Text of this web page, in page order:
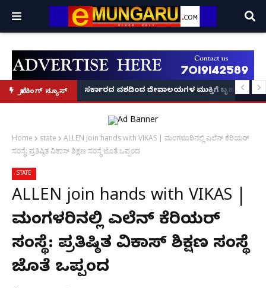
ಬ್ರೇಕಿಂಗ್ ನ್ಯೂಸ್
ಆರಂಭ' – ಸಚಿವ ಯು.ಟಿ. ಖಾದರ್ ಅಭಯ!ಸರ್ಕಾರದ ವಶದಿಂದ ದೇವಾಲಯಗಳ ಮುಕ್ತಿಗೆ ಬೃಹತ್
Home state
ALLEN join hands with VIKAS | ಮಂಗಳೂರಿನಲ್ಲಿ ಎಲೆನ್ ಕೆರಿಯರ್
ಸಂಸ್ಥೆ: ಪ್ರತಿಷ್ಠಿತ ವಿಕಾಸ್ ಶಿಕ್ಷಣ ಸಂಸ್ಥೆ ಜೊತೆ ಒಪ್ಪಂದ
STATE
ALLEN join hands with VIKAS |
ಮಂಗಳೂರಿನಲ್ಲಿ ಎಲೆನ್ ಕೆರಿಯರ್
ಸಂಸ್ಥೆ: ಪ್ರತಿಷ್ಠಿತ ವಿಕಾಸ್ ಶಿಕ್ಷಣ ಸಂಸ್ಥೆ
ಜೊತೆ ಒಪ್ಪಂದ